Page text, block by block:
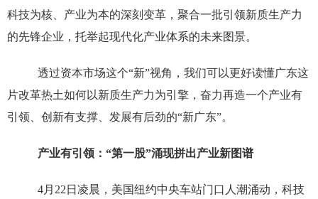
科技为核、产业为本的深刻变革，聚合一批引领新质生产力
的先锋企业，托举起现代化产业体系的未来图景。
透过资本市场这个“新”视角，我们可以更好读懂广东这
片改革热土如何以新质生产力为引擎，奋力再造一个产业有
引领、创新有支撑、发展有后劲的“新广东”。
产业有引领：“第一股”涌现拼出产业新图谱
4月22日凌晨，美国纽约中央车站门口人潮涌动，科技